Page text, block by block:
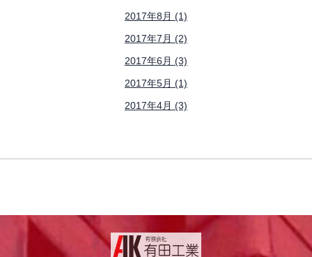
2017年8月 (1)
2017年7月 (2)
2017年6月 (3)
2017年5月 (1)
2017年4月 (3)